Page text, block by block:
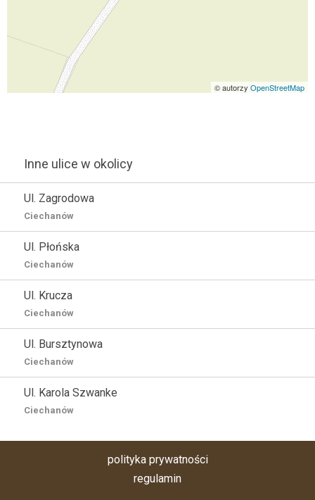
© autorzy OpenStreetMap
Inne ulice w okolicy
Ul. Zagrodowa
Ciechanów
Ul. Płońska
Ciechanów
Ul. Krucza
Ciechanów
Ul. Bursztynowa
Ciechanów
Ul. Karola Szwanke
Ciechanów
polityka prywatności
regulamin